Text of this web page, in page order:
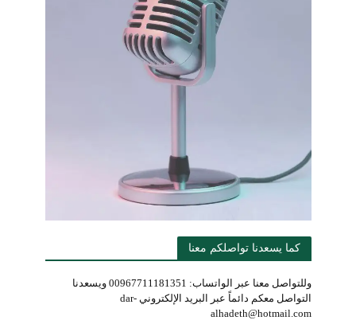
كما يسعدنا تواصلكم معنا
وللتواصل معنا عبر الواتساب: 00967711181351 ويسعدنا
التواصل معكم دائماً عبر البريد الإلكتروني dar-
alhadeth@hotmail.com